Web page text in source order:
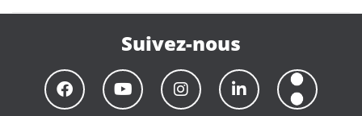
Suivez-nous